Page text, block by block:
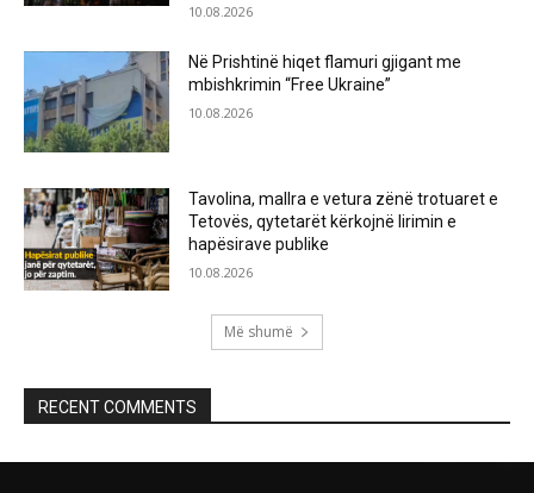
10.08.2026
Në Prishtinë hiqet flamuri gjigant me
mbishkrimin “Free Ukraine”
10.08.2026
Tavolina, mallra e vetura zënë trotuaret e
Tetovës, qytetarët kërkojnë lirimin e
hapësirave publike
10.08.2026
Më shumë
RECENT COMMENTS